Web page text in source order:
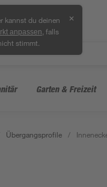
kannst du deinen
anpassen , falls
stimmt.
✕
Garten & Freizeit
Übergangsprofile /